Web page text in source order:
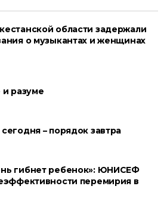
области задержали
о музыкантах и женщинах
разуме
– порядок завтра
гибнет ребенок»: ЮНИСЕФ
перемирия в